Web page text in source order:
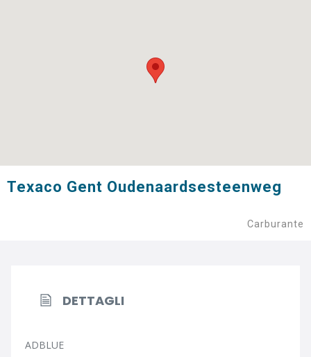
Texaco Gent Oudenaardsesteenweg
Carburante
DETTAGLI
ADBLUE